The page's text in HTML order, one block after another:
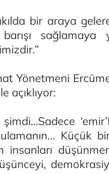
bir araya
sağlamaya
Yönetmeni
açıklıyor:
Küçük
insanları